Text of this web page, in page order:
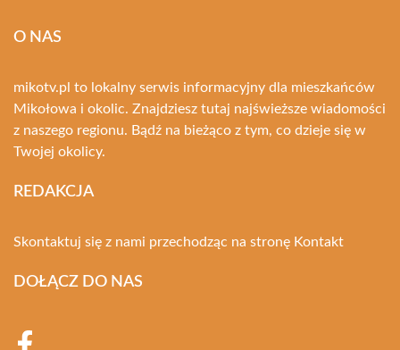
O NAS
mikotv.pl to lokalny serwis informacyjny dla mieszkańców
Mikołowa i okolic. Znajdziesz tutaj najświeższe wiadomości
z naszego regionu. Bądź na bieżąco z tym, co dzieje się w
Twojej okolicy.
REDAKCJA
Skontaktuj się z nami przechodząc na stronę Kontakt
DOŁĄCZ DO NAS